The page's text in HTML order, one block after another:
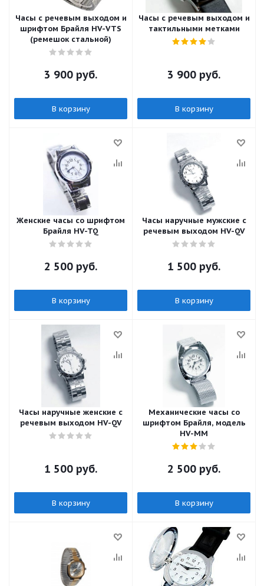
Часы с речевым выходом и
шрифтом Брайля HV-VTS
(ремешок стальной)
3 900 руб.
В корзину
Часы с речевым выходом и
тактильными метками
3 900 руб.
В корзину
Женские часы со шрифтом
Брайля HV-TQ
2 500 руб.
В корзину
Часы наручные мужские с
речевым выходом HV-QV
1 500 руб.
В корзину
Часы наручные женские с
речевым выходом HV-QV
1 500 руб.
В корзину
Механические часы со
шрифтом Брайля, модель
HV-MM
2 500 руб.
В корзину